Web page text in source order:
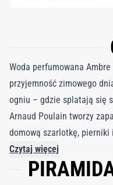
Woda perfumowana
przyjemność zimowego
ogniu – gdzie splatają się
Arnaud Poulain tworzy
domową szarlotkę,
pysznymi nutami miodu,
bergamotki, przywołując
Czytaj więcej